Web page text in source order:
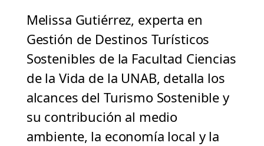
Melissa Gutiérrez, experta en
Gestión de Destinos Turísticos
Sostenibles de la Facultad Ciencias
de la Vida de la UNAB, detalla los
alcances del Turismo Sostenible y
su contribución al medio
ambiente, la economía local y la